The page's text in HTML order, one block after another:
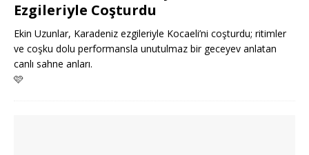
Ezgileriyle Coşturdu
Ekin Uzunlar, Karadeniz ezgileriyle Kocaeli’ni coşturdu; ritimler
ve coşku dolu performansla unutulmaz bir geceyev anlatan
canlı sahne anları.
🩷